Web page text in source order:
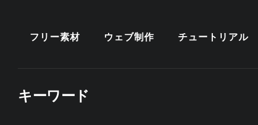
フリー素材 ウェブ制作 チュートリアル
キーワード